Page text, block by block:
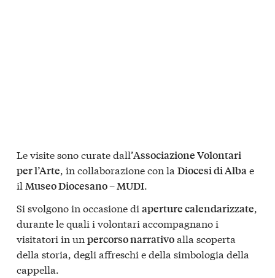
Le visite sono curate dall’Associazione Volontari
per l’Arte, in collaborazione con la Diocesi di Albae
il Museo Diocesano – MUDI.
Si svolgono in occasione di aperture calendarizzate,
durante le quali i volontari accompagnano i
visitatori in un percorso narrativoalla scoperta
della storia, degli affreschi e della simbologia della
cappella.